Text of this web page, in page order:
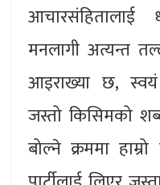
मनलागी अत्यन्त
आइराख्या छ, स्वयं
जस्तो किसिमको
बोल्ने क्रममा हाम्रो